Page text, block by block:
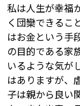
私は人生が幸福
く団欒できるこ
はお金という手
の目的である家
いるような気が
はありますが、
子は親から良い